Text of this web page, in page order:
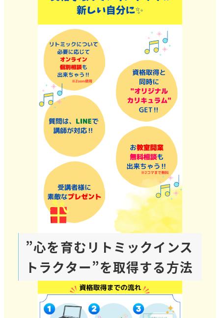
”心を育むリトミックインス
トラクター”を取得する方法